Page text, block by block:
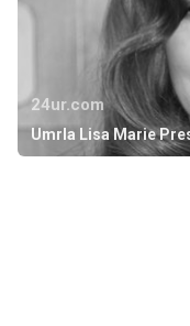
24ur.com
Umrla Lisa Marie